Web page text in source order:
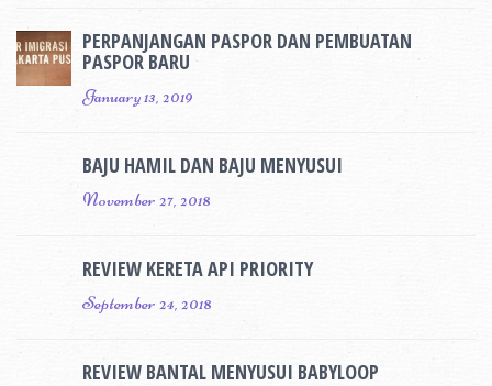
PERPANJANGAN PASPOR DAN PEMBUATAN
PASPOR BARU
January 13, 2019
BAJU HAMIL DAN BAJU MENYUSUI
November 27, 2018
REVIEW KERETA API PRIORITY
September 24, 2018
REVIEW BANTAL MENYUSUI BABYLOOP